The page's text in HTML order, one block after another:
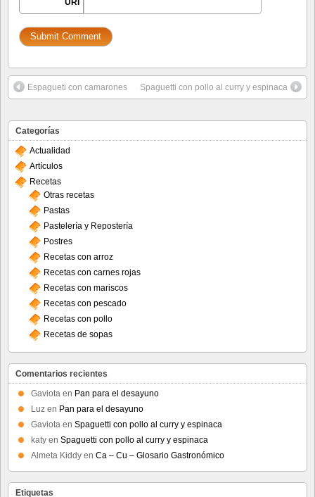
URI
Espagueti con camarones Spaguetti con pollo al curry y espinaca
Categorías
Actualidad
Artículos
Recetas
Otras recetas
Pastas
Pastelería y Repostería
Postres
Recetas con arroz
Recetas con carnes rojas
Recetas con mariscos
Recetas con pescado
Recetas con pollo
Recetas de sopas
Comentarios recientes
Gaviota en Pan para el desayuno
Luz en Pan para el desayuno
Gaviota en Spaguetti con pollo al curry y espinaca
katy en Spaguetti con pollo al curry y espinaca
Almeta Kiddy en Ca – Cu – Glosario Gastronómico
Etiquetas